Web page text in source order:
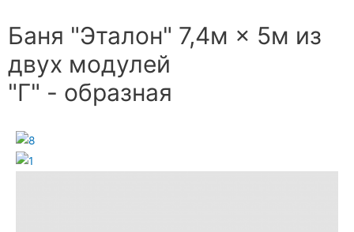
Баня "Эталон" 7,4м × 5м из
двух модулей
"Г" - образная